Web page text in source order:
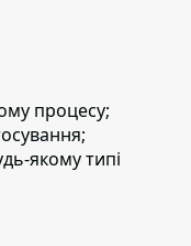
процесу;
якому типі